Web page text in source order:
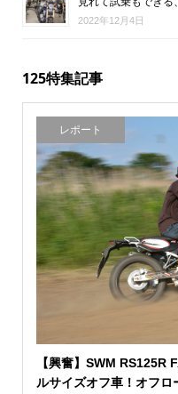
2022年12月4日
125特集記事
レポート
【興奮】SWM RS125R
ルサイズオフ車！オフ